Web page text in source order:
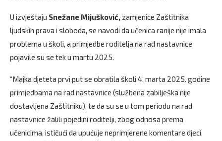
U izvještaju Snežane Mijušković, zamjenice Zaštitnika
ljudskih prava i sloboda, se navodi da učenica ranije nije imala
problema u školi, a primjedbe roditelja na rad nastavnice
pojavile su se tek u martu 2025.
“Majka djeteta prvi put se obratila školi 4. marta 2025. godine
primjedbama na rad nastavnice (službena zabilješka nije
dostavljena Zaštitniku), te da su se u tom periodu na rad
nastavnice žalili pojedini roditelji, zbog odnosa prema
učenicima, ističući da upućuje neprimjerene komentare djeci,